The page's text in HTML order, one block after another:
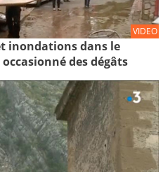
VIDEO
inondations dans le
des dégâts